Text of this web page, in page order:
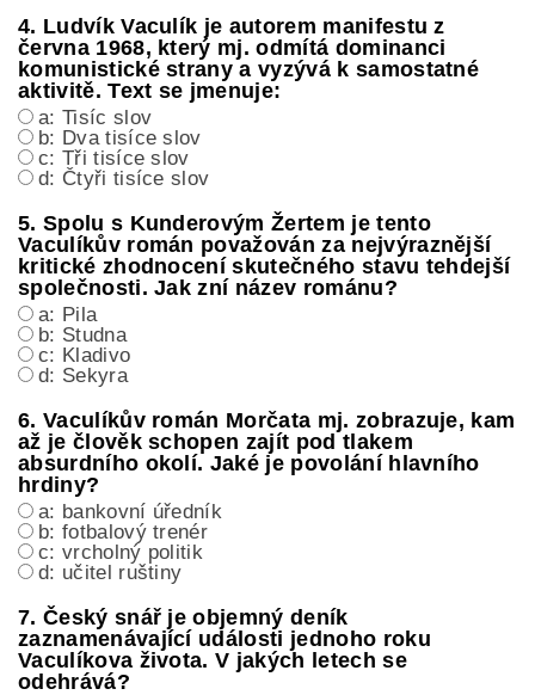
4. Ludvík Vaculík je autorem manifestu z
června 1968, který mj. odmítá dominanci
komunistické strany a vyzývá k samostatné
aktivitě. Text se jmenuje:
a: Tisíc slov
b: Dva tisíce slov
c: Tři tisíce slov
d: Čtyři tisíce slov
5. Spolu s Kunderovým Žertem je tento
Vaculíkův román považován za nejvýraznější
kritické zhodnocení skutečného stavu tehdejší
společnosti. Jak zní název románu?
a: Pila
b: Studna
c: Kladivo
d: Sekyra
6. Vaculíkův román Morčata mj. zobrazuje, kam
až je člověk schopen zajít pod tlakem
absurdního okolí. Jaké je povolání hlavního
hrdiny?
a: bankovní úředník
b: fotbalový trenér
c: vrcholný politik
d: učitel ruštiny
7. Český snář je objemný deník
zaznamenávající události jednoho roku
Vaculíkova života. V jakých letech se
odehrává?